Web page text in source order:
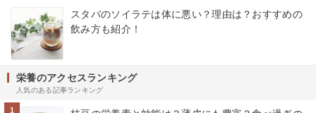
スタバのソイラテは体に悪い？理由は？おすすめの
飲み方も紹介！
栄養のアクセスランキング
人気のある記事ランキング
1